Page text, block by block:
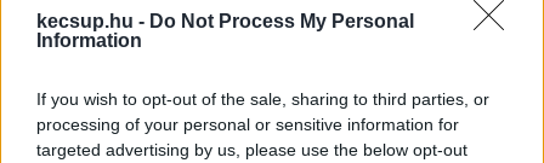
kecsup.hu - Do Not Process My Personal
Information
If you wish to opt-out of the sale, sharing to third parties, or
processing of your personal or sensitive information for
targeted advertising by us, please use the below opt-out
tekintettel kénytelenek 50 literre korlátozni a
kiadható mennyiséget. Lapszemle –
Hang.
A Holtankoljak.hu pénteki előrejelzése szerint